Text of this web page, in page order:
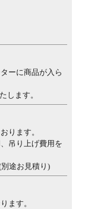
ーに商品が入ら
します。
ります。
吊り上げ費用を
途お見積り)
ます。